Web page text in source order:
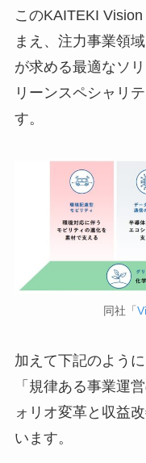
このKAITEKI
まえ、注力事業領
が求める最適なソ
リーンスペシャリ
す。
同社「
加えて下記のよう
「規律ある事業運
ォリオ変革と収益
います。